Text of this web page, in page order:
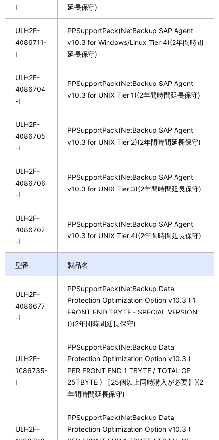
I
延長保守)
ULH2F-
4086711-
I
PPSupportPack(NetBackup SAP Agent
v10.3 for Windows/Linux Tier 4)(2年間時間
延長保守)
ULH2F-
4086704
-I
PPSupportPack(NetBackup SAP Agent
v10.3 for UNIX Tier 1)(2年間時間延長保守)
ULH2F-
4086705
-I
PPSupportPack(NetBackup SAP Agent
v10.3 for UNIX Tier 2)(2年間時間延長保守)
ULH2F-
4086706
-I
PPSupportPack(NetBackup SAP Agent
v10.3 for UNIX Tier 3)(2年間時間延長保守)
ULH2F-
4086707
-I
PPSupportPack(NetBackup SAP Agent
v10.3 for UNIX Tier 4)(2年間時間延長保守)
型番 製品名
ULH2F-
4086677
-I
PPSupportPack(NetBackup Data
Protection Optimization Option v10.3 ( 1
FRONT END TBYTE - SPECIAL VERSION
))(2年間時間延長保守)
ULH2F-
1086735-
I
PPSupportPack(NetBackup Data
Protection Optimization Option v10.3 (
PER FRONT END 1 TBYTE / TOTAL GE
25TBYTE ) 【25個以上同時購入が必要】)(2
年間時間延長保守)
ULH2F-
PPSupportPack(NetBackup Data
Protection Optimization Option v10.3 (